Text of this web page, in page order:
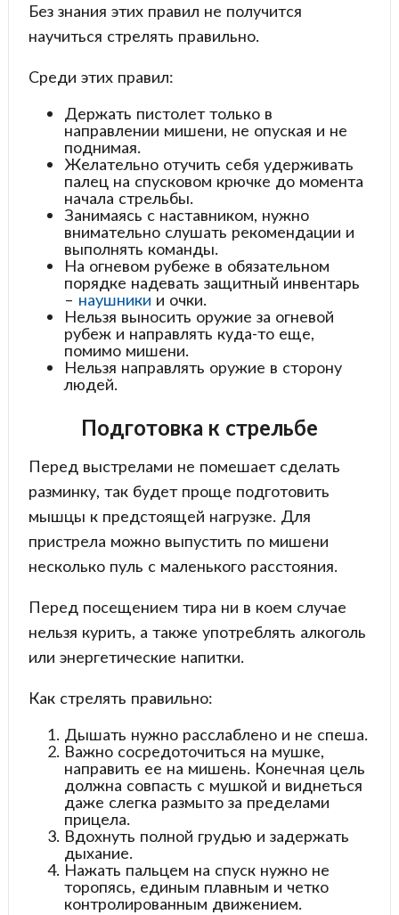
Без знания этих правил не получится
научиться стрелять правильно.
Среди этих правил:
Держать пистолет только в
направлении мишени, не опуская и не
поднимая.
Желательно отучить себя удерживать
палец на спусковом крючке до момента
начала стрельбы.
Занимаясь с наставником, нужно
внимательно слушать рекомендации и
выполнять команды.
На огневом рубеже в обязательном
порядке надевать защитный инвентарь
– наушники и очки.
Нельзя выносить оружие за огневой
рубеж и направлять куда-то еще,
помимо мишени.
Нельзя направлять оружие в сторону
людей.
Подготовка к стрельбе
Перед выстрелами не помешает сделать
разминку, так будет проще подготовить
мышцы к предстоящей нагрузке. Для
пристрела можно выпустить по мишени
несколько пуль с маленького расстояния.
Перед посещением тира ни в коем случае
нельзя курить, а также употреблять алкоголь
или энергетические напитки.
Как стрелять правильно:
Дышать нужно расслаблено и не спеша.
Важно сосредоточиться на мушке,
направить ее на мишень. Конечная цель
должна совпасть с мушкой и виднеться
даже слегка размыто за пределами
прицела.
Вдохнуть полной грудью и задержать
дыхание.
Нажать пальцем на спуск нужно не
торопясь, единым плавным и четко
контролированным движением.